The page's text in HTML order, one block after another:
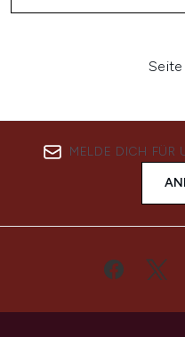
Seite
MELDE DICH FÜR